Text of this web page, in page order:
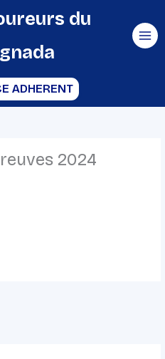
du
ADHERENT
2024